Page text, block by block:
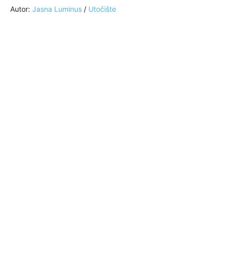
Autor: Jasna Luminus / Utočište